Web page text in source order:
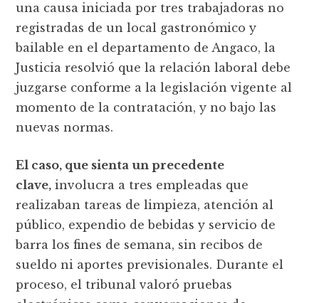
una causa iniciada por tres trabajadoras no
registradas de un local gastronómico y
bailable en el departamento de Angaco, la
Justicia resolvió que la relación laboral debe
juzgarse conforme a la legislación vigente al
momento de la contratación, y no bajo las
nuevas normas.
El caso, que sienta un precedente
clave, involucra a tres empleadas que
realizaban tareas de limpieza, atención al
público, expendio de bebidas y servicio de
barra los fines de semana, sin recibos de
sueldo ni aportes previsionales. Durante el
proceso, el tribunal valoró pruebas